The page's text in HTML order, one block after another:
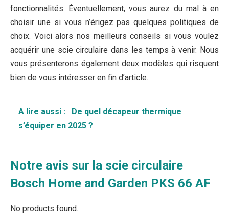
fonctionnalités. Éventuellement, vous aurez du mal à en
choisir une si vous n’érigez pas quelques politiques de
choix. Voici alors nos meilleurs conseils si vous voulez
acquérir une scie circulaire dans les temps à venir. Nous
vous présenterons également deux modèles qui risquent
bien de vous intéresser en fin d’article.
A lire aussi :
De quel décapeur thermique
s’équiper en 2025 ?
Notre avis sur la scie circulaire
Bosch Home and Garden PKS 66 AF
No products found.